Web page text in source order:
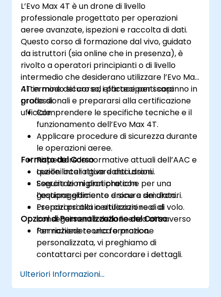
L’Evo Max 4T è un drone di livello
professionale progettato per operazioni
aeree avanzate, ispezioni e raccolta di dati.
Questo corso di formazione dal vivo, guidato
da istruttori (sia online che in presenza), è
rivolto a operatori principianti o di livello
intermedio che desiderano utilizzare l’Evo Max
4T in modo sicuro ed efficace per scopi
professionali e prepararsi alla certificazione
ufficiale.
Al termine del corso, i partecipanti saranno in
grado di:
Comprendere le specifiche tecniche e il
funzionamento dell’Evo Max 4T.
Applicare procedure di sicurezza durante
le operazioni aeree.
Rispettare le normative attuali dell’AAC e
quelle locali riguardanti i droni.
Seguire le migliori pratiche per una
gestione efficiente e sicura dei droni.
Prepararsi alla certificazione o al
conseguimento della licenza attraverso
formazione teorica e pratica.
Formato del Corso
Lezioni interattive e discussioni.
Esercitazioni pratiche con
l’equipaggiamento drone e simulatori.
Esercizi pratici in situazioni reali di volo.
Opzioni di Personalizzazione del Corso
Per richiedere una formazione
personalizzata, vi preghiamo di
contattarci per concordare i dettagli.
Ulteriori Informazioni...